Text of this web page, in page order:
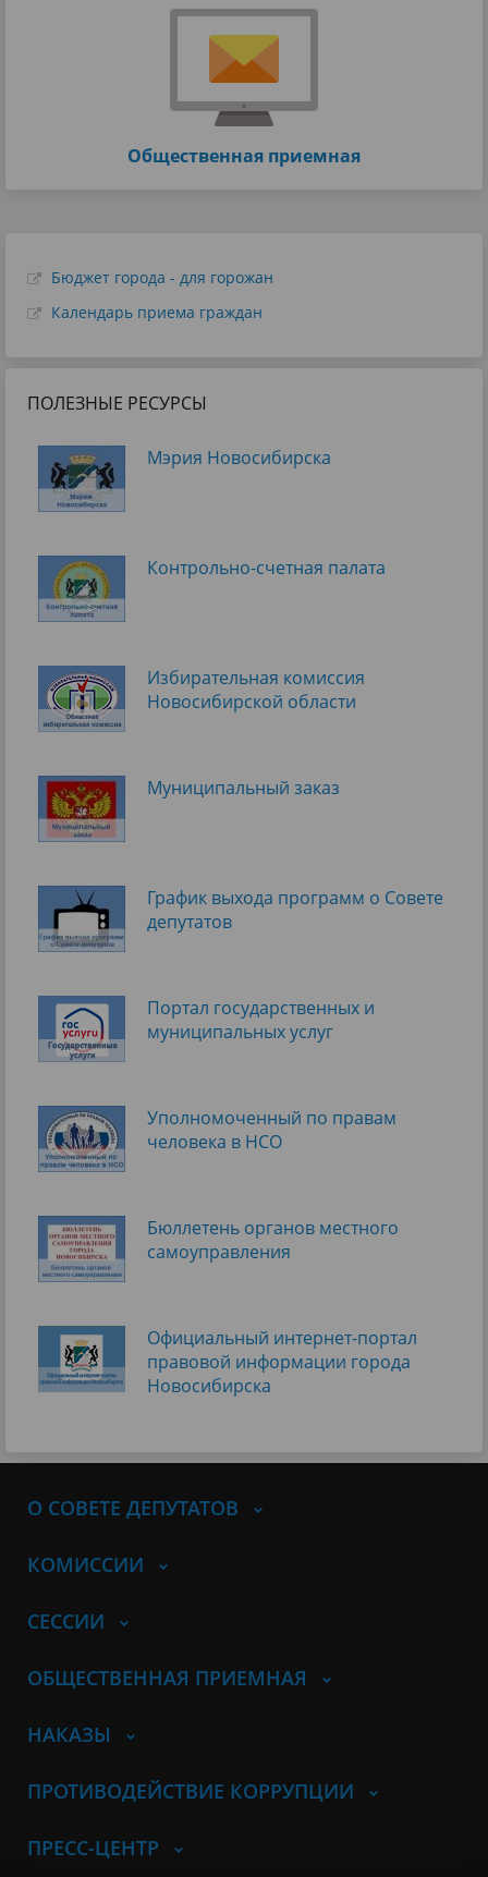
Общественная приемная
Бюджет города - для горожан
Календарь приема граждан
ПОЛЕЗНЫЕ РЕСУРСЫ
Мэрия Новосибирска
Контрольно-счетная палата
Избирательная комиссия
Новосибирской области
Муниципальный заказ
График выхода программ о Cовете
депутатов
Портал государственных и
муниципальных услуг
Уполномоченный по правам
человека в НСО
Бюллетень органов местного
самоуправления
Официальный интернет-портал
правовой информации города
Новосибирска
О СОВЕТЕ ДЕПУТАТОВ
КОМИССИИ
СЕССИИ
ОБЩЕСТВЕННАЯ ПРИЕМНАЯ
НАКАЗЫ
ПРОТИВОДЕЙСТВИЕ КОРРУПЦИИ
ПРЕСС-ЦЕНТР